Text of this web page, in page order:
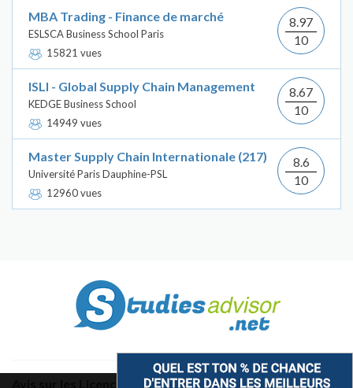
MBA Trading - Finance de marché
ESLSCA Business School Paris
15821 vues
8.97
10
ISLI - Global Supply Chain Management
KEDGE Business School
14949 vues
8.67
10
Master Supply Chain Internationale (217)
Université Paris Dauphine-PSL
12960 vues
8.6
10
Avis sur les Licences & Bachelors